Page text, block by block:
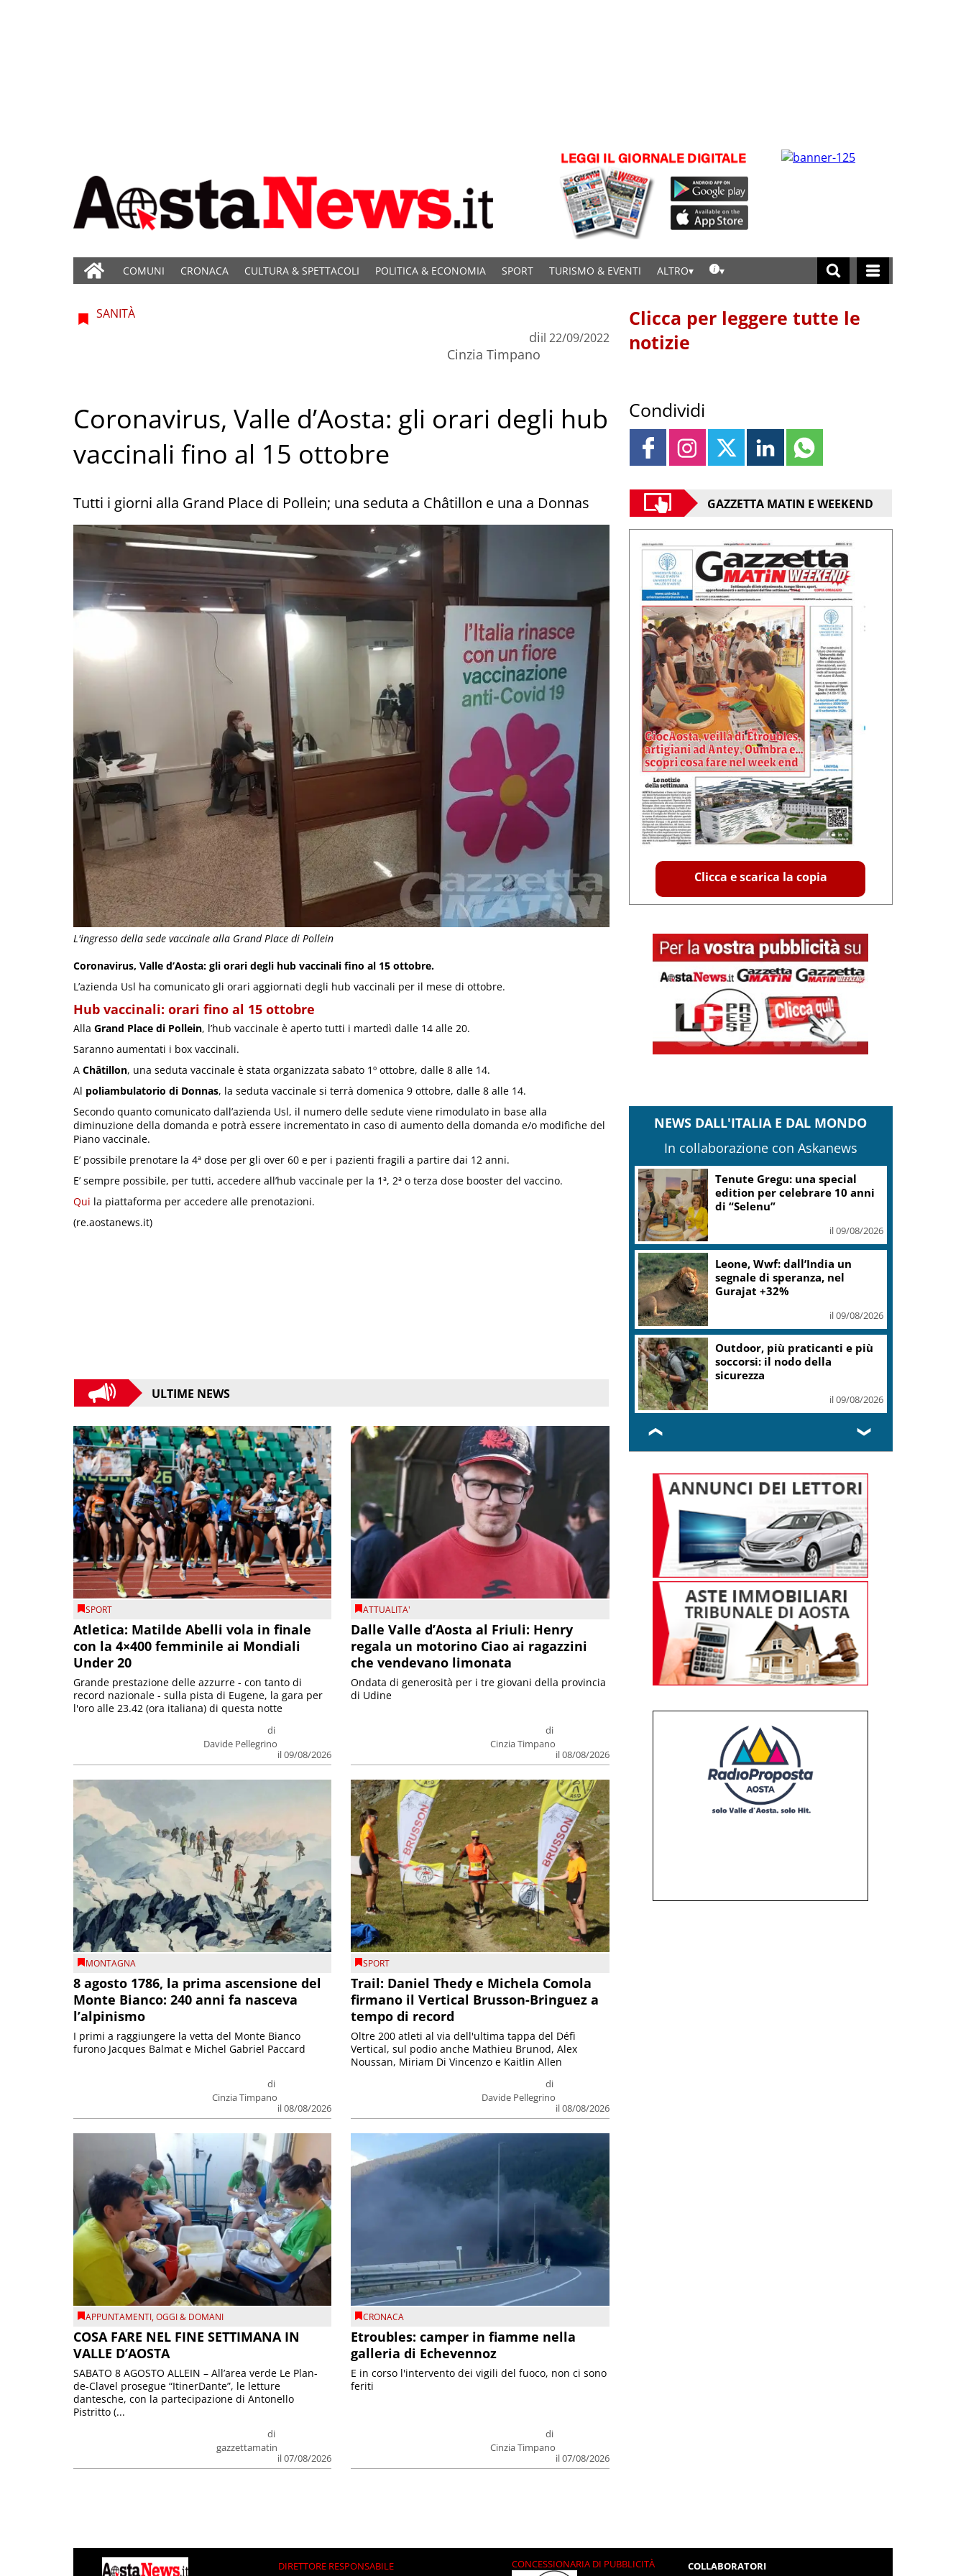
COMUNI CRONACA CULTURA & SPETTACOLI POLITICA & ECONOMIA SPORT TURISMO & EVENTI ALTRO
L'ingresso della sede vaccinale alla Grand Place di Pollein
SANITÀ
di
Cinzia Timpano
il 22/09/2022
Coronavirus, Valle d’Aosta: gli orari degli hub
vaccinali fino al 15 ottobre
Tutti i giorni alla Grand Place di Pollein; una seduta a Châtillon e una a Donnas
Coronavirus, Valle d’Aosta: gli orari degli hub vaccinali fino al 15 ottobre.
L’azienda Usl ha comunicato gli orari aggiornati degli hub vaccinali per il mese di ottobre.
Hub vaccinali: orari fino al 15 ottobre
Alla Grand Place di Pollein, l’hub vaccinale è aperto tutti i martedì dalle 14 alle 20.
Saranno aumentati i box vaccinali.
A Châtillon, una seduta vaccinale è stata organizzata sabato 1º ottobre, dalle 8 alle 14.
Al poliambulatorio di Donnas, la seduta vaccinale si terrà domenica 9 ottobre, dalle 8 alle 14.
Secondo quanto comunicato dall’azienda Usl, il numero delle sedute viene rimodulato in base alla
diminuzione della domanda e potrà essere incrementato in caso di aumento della domanda e/o modifiche del
Piano vaccinale.
E’ possibile prenotare la 4ª dose per gli over 60 e per i pazienti fragili a partire dai 12 anni.
E’ sempre possibile, per tutti, accedere all’hub vaccinale per la 1ª, 2ª o terza dose booster del vaccino.
Qui la piattaforma per accedere alle prenotazioni.
(re.aostanews.it)
ULTIME NEWS
SPORT
Atletica: Matilde Abelli vola in finale
con la 4×400 femminile ai Mondiali
Under 20
di
Davide Pellegrino
il 09/08/2026
Grande prestazione delle azzurre - con tanto di
record nazionale - sulla pista di Eugene, la gara per
l'oro alle 23.42 (ora italiana) di questa notte
ATTUALITA'
Dalle Valle d’Aosta al Friuli: Henry
regala un motorino Ciao ai ragazzini
che vendevano limonata
di
Cinzia Timpano
il 08/08/2026
Ondata di generosità per i tre giovani della provincia
di Udine
MONTAGNA
8 agosto 1786, la prima ascensione del
Monte Bianco: 240 anni fa nasceva
l’alpinismo
di
Cinzia Timpano
il 08/08/2026
I primi a raggiungere la vetta del Monte Bianco
furono Jacques Balmat e Michel Gabriel Paccard
SPORT
Trail: Daniel Thedy e Michela Comola
firmano il Vertical Brusson-Bringuez a
tempo di record
di
Davide Pellegrino
il 08/08/2026
Oltre 200 atleti al via dell'ultima tappa del Défì
Vertical, sul podio anche Mathieu Brunod, Alex
Noussan, Miriam Di Vincenzo e Kaitlin Allen
APPUNTAMENTI,OGGI & DOMANI
COSA FARE NEL FINE SETTIMANA IN
VALLE D’AOSTA
di
gazzettamatin
il 07/08/2026
SABATO 8 AGOSTO ALLEIN – All’area verde Le Plan-
de-Clavel prosegue “ItinerDante”, le letture
dantesche, con la partecipazione di Antonello
Pistritto (...
CRONACA
Etroubles: camper in fiamme nella
galleria di Echevennoz
di
Cinzia Timpano
il 07/08/2026
E in corso l'intervento dei vigili del fuoco, non ci sono
feriti
Clicca per leggere tutte le
notizie
Condividi
GAZZETTA MATIN E WEEKEND
Clicca e scarica la copia
NEWS DALL'ITALIA E DAL MONDO
In collaborazione con Askanews
Tenute Gregu: una special
edition per celebrare 10 anni
di “Selenu”
il 09/08/2026
Leone, Wwf: dall’India un
segnale di speranza, nel
Gurajat +32%
il 09/08/2026
Outdoor, più praticanti e più
soccorsi: il nodo della
sicurezza
il 09/08/2026
❮ ❯
DIRETTORE RESPONSABILE
CONCESSIONARIA DI PUBBLICITÀ
COLLABORATORI